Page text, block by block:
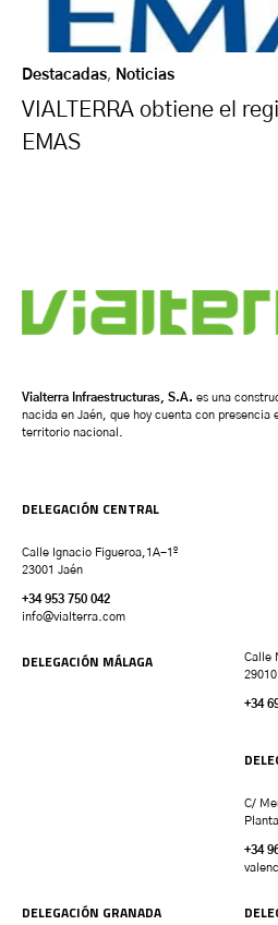
Destacadas, Noticias
VIALTERRA obtiene el
EMAS
Vialterra Infraestructuras, S.A. es una
nacida en Jaén, que hoy cuenta con presencia
territorio nacional.
DELEGACIÓN CENTRAL
Calle Ignacio Figueroa,1A-1º
23001 Jaén
+34 953 750 042
info@vialterra.com
DELEGACIÓN MÁLAGA
Calle
+34
C/
+34
DELEGACIÓN GRANADA